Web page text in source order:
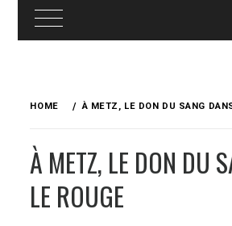
HOME À METZ, LE DON DU SANG
À METZ, LE DON DU
LE ROUGE